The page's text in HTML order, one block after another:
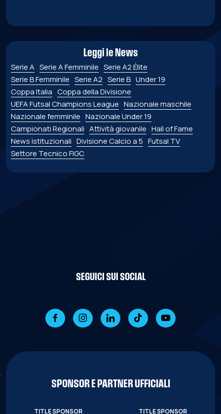
Leggi le News
Serie A Serie A Femminile Serie A2 Élite
Serie B Femminile Serie A2 Serie B Under 19
Coppa Italia Coppa della Divisione
UEFA Futsal Champions League Nazionale maschile
Nazionale femminile Nazionale Under 19
Campionati Regionali Attività giovanile Hall of Fame
News istituzionali Divisione Calcio a 5 Futsal TV
Settore Tecnico FIGC
SEGUICI SUI SOCIAL
SPONSOR E PARTNER UFFICIALI
TITLE SPONSOR TITLE SPONSOR